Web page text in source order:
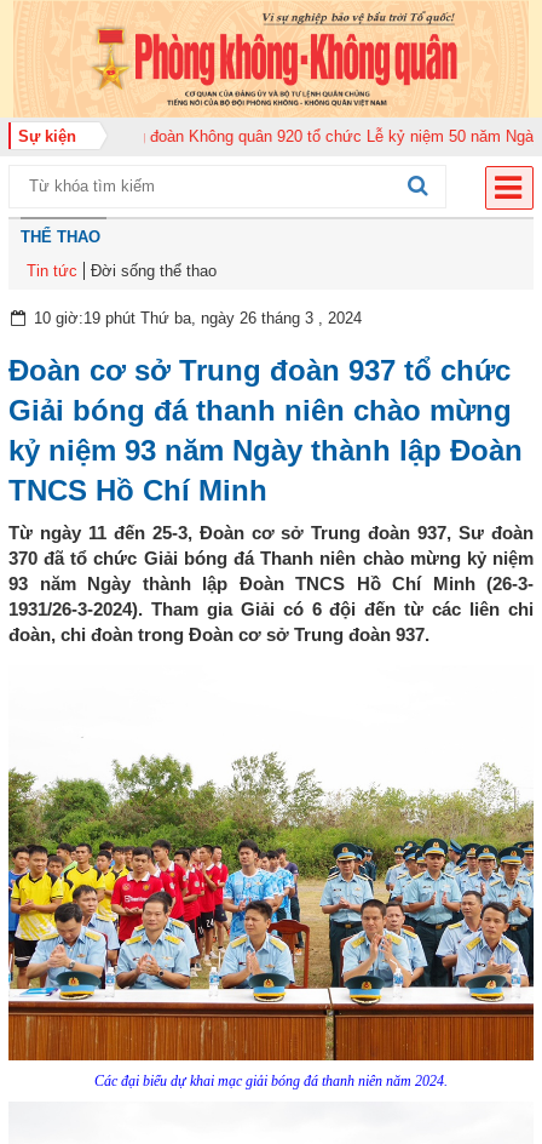
Sự kiện
2026 Trung đoàn Không quân 920 tổ chức Lễ kỷ niệm 50 năm Ngày
THỂ THAO
Tin tức
Đời sống thể thao
10 giờ:19 phút Thứ ba, ngày 26 tháng 3 , 2024
Đoàn cơ sở Trung đoàn 937 tổ chức
Giải bóng đá thanh niên chào mừng
kỷ niệm 93 năm Ngày thành lập Đoàn
TNCS Hồ Chí Minh
Từ ngày 11 đến 25-3, Đoàn cơ sở Trung đoàn 937, Sư đoàn
370 đã tổ chức Giải bóng đá Thanh niên chào mừng kỷ niệm
93 năm Ngày thành lập Đoàn TNCS Hồ Chí Minh (26-3-
1931/26-3-2024). Tham gia Giải có 6 đội đến từ các liên chi
đoàn, chi đoàn trong Đoàn cơ sở Trung đoàn 937.
Các đại biểu dự khai mạc giải bóng đá thanh niên năm 2024.